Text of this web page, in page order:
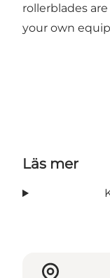
rollerblades
your own
Läs mer